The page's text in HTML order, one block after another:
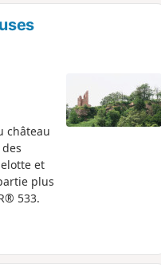
château
et
plus
533.